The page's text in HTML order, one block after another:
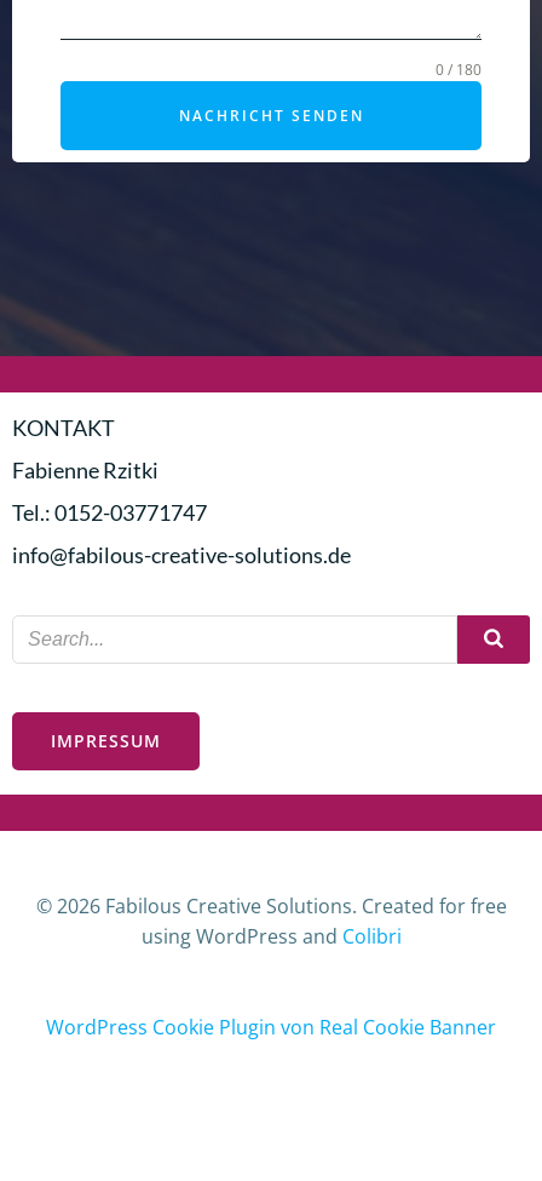
0 / 180
NACHRICHT SENDEN
KONTAKT
Fabienne Rzitki
Tel.: 0152-03771747
info@fabilous-creative-solutions.de
IMPRESSUM
© 2026 Fabilous Creative Solutions. Created for free
using WordPress and Colibri
WordPress Cookie Plugin von Real Cookie Banner